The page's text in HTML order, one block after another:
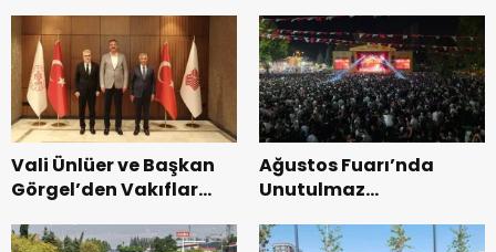
Vali Ünlüer ve Başkan
Görgel’den Vakıflar
ziyaret.
Ağustos Fuarı’nda
Unutulmaz